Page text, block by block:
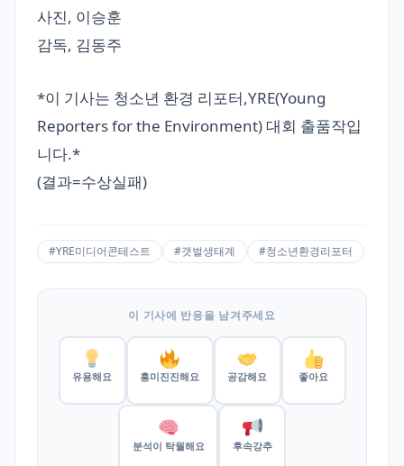
사진, 이승훈
감독, 김동주
*이 기사는 청소년 환경 리포터,YRE(Young
Reporters for the Environment) 대회 출품작입
니다.*
(결과=수상실패)
#YRE미디어콘테스트 #갯벌생태계 #청소년환경리포터
이 기사에 반응을 남겨주세요
유용해요 흥미진진해요 공감해요 좋아요
분석이 탁월해요 후속강추